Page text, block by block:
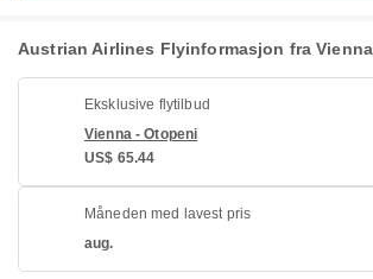
Austrian Airlines Flyinformasjon fra
Eksklusive flytilbud
Vienna - Otopeni
US$ 65.44
Måneden med lavest pris
aug.